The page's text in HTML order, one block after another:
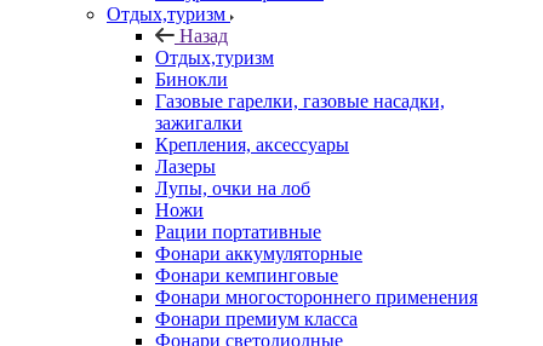
Отдых,туризм
Назад
Отдых,туризм
Бинокли
Газовые гарелки, газовые насадки,
зажигалки
Крепления, аксессуары
Лазеры
Лупы, очки на лоб
Ножи
Рации портативные
Фонари аккумуляторные
Фонари кемпинговые
Фонари многостороннего применения
Фонари премиум класса
Фонари светодиодные